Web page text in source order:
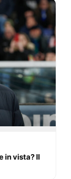
in vista? Il